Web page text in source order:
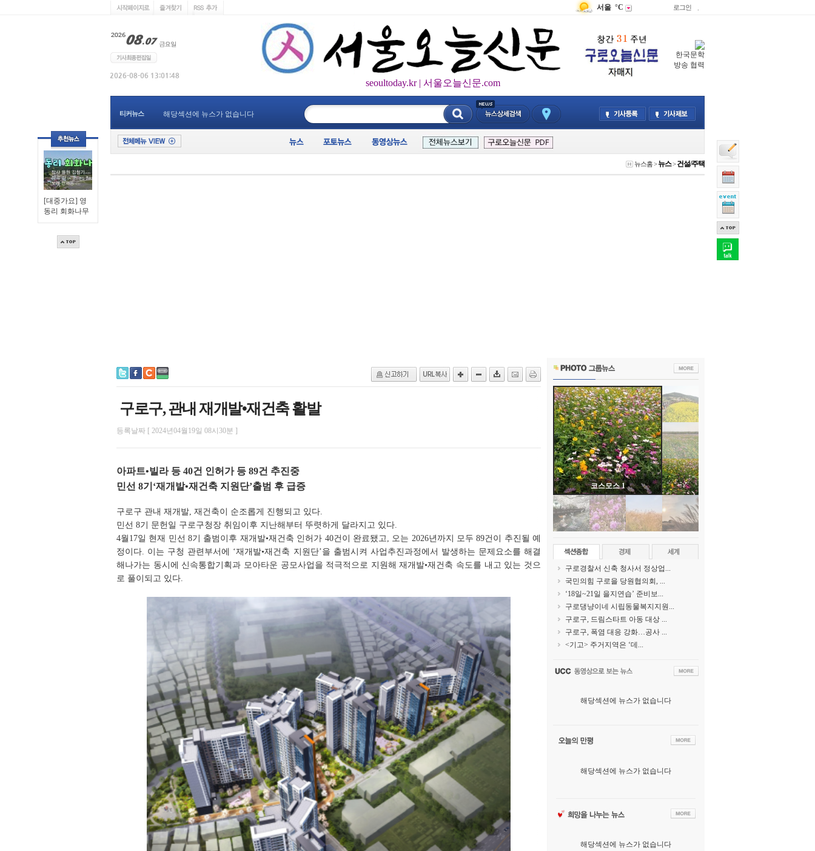
[대중가요] 영
동리 회화나무
서울 °C 로그인
seoultoday.kr | 서울오늘신문.com
한국문학
방송 협력
티커뉴스 해당섹션에 뉴스가 없습니다
뉴스홈>뉴스>건설/주택
구로구, 관내 재개발•재건축 활발
등록날짜 [ 2024년04월19일 08시30분 ]
아파트•빌라 등 40건 인허가 등 89건 추진중
민선 8기‘재개발•재건축 지원단’출범 후 급증
구로구 관내 재개발, 재건축이 순조롭게 진행되고 있다.
민선 8기 문헌일 구로구청장 취임이후 지난해부터 뚜렷하게 달라지고 있다.
4월17일 현재 민선 8기 출범이후 재개발•재건축 인허가 40건이 완료됐고, 오는 2026년까지 모두 89건이 추진될 예
정이다. 이는 구청 관련부서에 ‘재개발•재건축 지원단’을 출범시켜 사업추진과정에서 발생하는 문제요소를 해결
해나가는 동시에 신속통합기획과 모아타운 공모사업을 적극적으로 지원해 재개발•재건축 속도를 내고 있는 것으
로 풀이되고 있다.
코스모스 1
구로경찰서 신축 청사서 정상업...
국민의힘 구로을 당원협의회, ...
‘18일~21일 을지연습’ 준비보...
구로댕냥이네 시립동물복지지원...
구로구, 드림스타트 아동 대상 ...
구로구, 폭염 대응 강화…공사 ...
<기고> 주거지역은 ‘데...
해당섹션에 뉴스가 없습니다
해당섹션에 뉴스가 없습니다
해당섹션에 뉴스가 없습니다